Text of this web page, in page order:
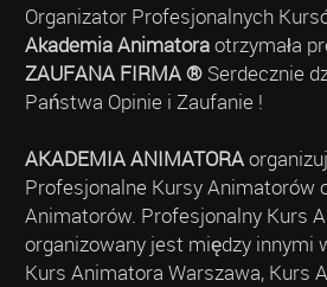
Organizator Profesjonalnych
Akademia Animatoraotrzymała
ZAUFANA FIRMA ®Serdecznie
Państwa Opinie i Zaufanie !
AKADEMIA ANIMATORA
Profesjonalne Kursy Animatorów
Animatorów. Profesjonalny Kurs
organizowany jest między innymi
Kurs Animatora Warszawa, Kurs